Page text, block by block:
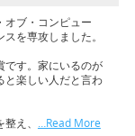
オブ・コンピュー
を専攻しました。
です。家にいるのが
と楽しい人だと言わ
え、 …Read More